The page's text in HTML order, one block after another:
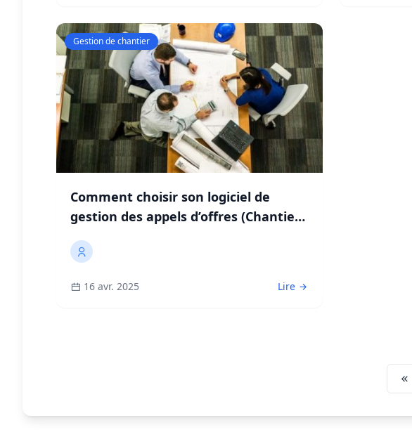
Gestion de chantier
Comment choisir son logiciel de
gestion des appels d’offres (Chantier,
Bâtiment) ?
16 avr. 2025 Lire